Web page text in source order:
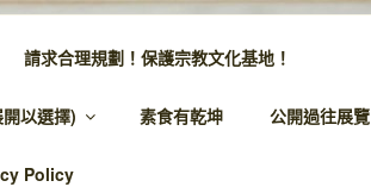
請求合理規劃！保護宗教文化基地！
以選擇) 素食有乾坤 公開過往展覽
Policy